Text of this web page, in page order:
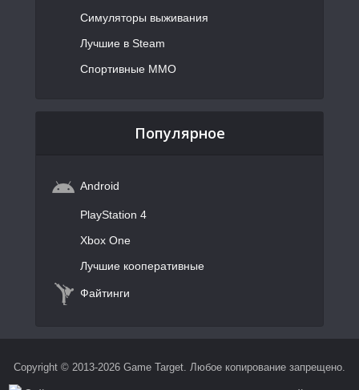
Симуляторы выживания
Лучшие в Steam
Спортивные MMO
Популярное
Android
PlayStation 4
Xbox One
Лучшие кооперативные
Файтинги
Copyright © 2013-2026 Game Target. Любое копирование запрещено.